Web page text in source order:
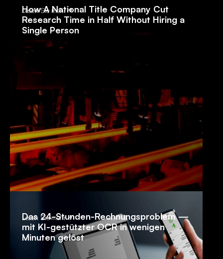
How A National Title Company Cut
Research Time in Half Without Hiring a
Single Person
Lesen Sie mehr
Das 24-Stunden-Rechnungsproblem —
mit KI-gestützter OCR in wenigen
Minuten gelöst
Lesen Sie mehr